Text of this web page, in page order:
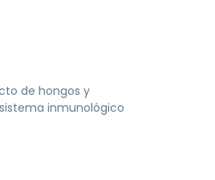
de hongos y
inmunológico